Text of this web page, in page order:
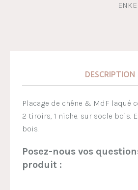
DESCRIPTION
Placage de chêne & MdF laqué
2 tiroirs, 1 niche. sur socle bois.
bois.
Posez-nous vos
produit :